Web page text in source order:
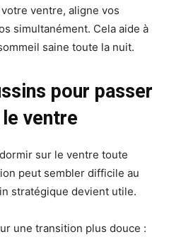
ventre, aligne vos
simultanément. Cela aide à
saine toute la nuit.
pour passer
ventre
sur le ventre toute
peut sembler difficile au
stratégique devient utile.
une transition plus douce :